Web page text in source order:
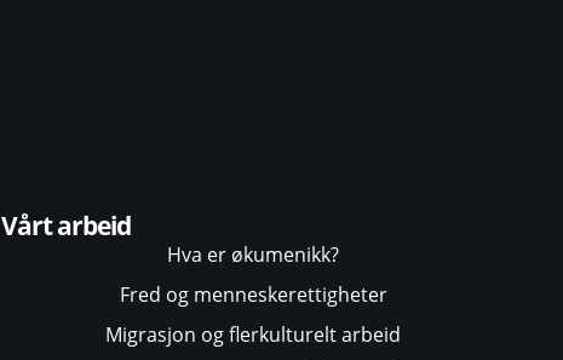
Vårt arbeid
Hva er økumenikk?
Fred og menneskerettigheter
Migrasjon og flerkulturelt arbeid